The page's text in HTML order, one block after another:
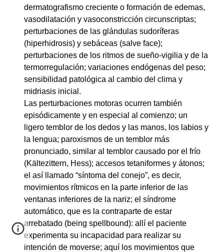
dermatografismo creciente o formación de edemas,
vasodilatación y vasoconstricción circunscriptas;
perturbaciones de las glándulas sudoríferas
(hiperhidrosis) y sebáceas (salve face);
perturbaciones de los ritmos de sueño-vigilia y de la
termorregulación; variaciones endógenas del peso;
sensibilidad patológica al cambio del clima y
midriasis inicial.
Las perturbaciones motoras ocurren también
episódicamente y en especial al comienzo; un
ligero temblor de los dedos y las manos, los labios y
la lengua; paroxismos de un temblor más
pronunciado, similar al temblor causado por el frío
(Kältezittern, Hess); accesos tetaniformes y átonos;
el así llamado “síntoma del conejo”, es decir,
movimientos rítmicos en la parte inferior de las
ventanas inferiores de la nariz; el síndrome
automático, que es la contraparte de estar
arrebatado (being spellbound): allí el paciente
experimenta su incapacidad para realizar su
intención de moverse; aquí los movimientos que